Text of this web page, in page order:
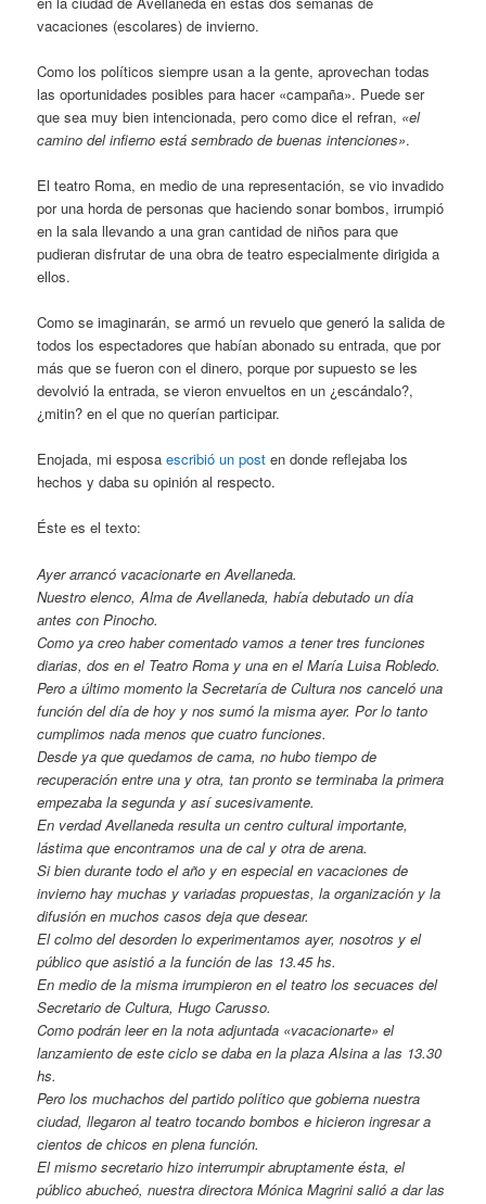
vacaciones (escolares) de invierno.
Como los políticos siempre usan a la gente, aprovechan todas
las oportunidades posibles para hacer «campaña». Puede ser
que sea muy bien intencionada, pero como dice el refran, «el
camino del infierno está sembrado de buenas intenciones».
El teatro Roma, en medio de una representación, se vio invadido
por una horda de personas que haciendo sonar bombos, irrumpió
en la sala llevando a una gran cantidad de niños para que
pudieran disfrutar de una obra de teatro especialmente dirigida a
ellos.
Como se imaginarán, se armó un revuelo que generó la salida de
todos los espectadores que habían abonado su entrada, que por
más que se fueron con el dinero, porque por supuesto se les
devolvió la entrada, se vieron envueltos en un ¿escándalo?,
¿mitin? en el que no querían participar.
Enojada, mi esposaescribió un post en donde reflejaba los
hechos y daba su opinión al respecto.
Éste es el texto:
Ayer arrancó vacacionarte en Avellaneda.
Nuestro elenco, Alma de Avellaneda, había debutado un día
antes con Pinocho.
Como ya creo haber comentado vamos a tener tres funciones
diarias, dos en el Teatro Roma y una en el María Luisa Robledo.
Pero a último momento la Secretaría de Cultura nos canceló una
función del día de hoy y nos sumó la misma ayer. Por lo tanto
cumplimos nada menos que cuatro funciones.
Desde ya que quedamos de cama, no hubo tiempo de
recuperación entre una y otra, tan pronto se terminaba la primera
empezaba la segunda y así sucesivamente.
En verdad Avellaneda resulta un centro cultural importante,
lástima que encontramos una de cal y otra de arena.
Si bien durante todo el año y en especial en vacaciones de
invierno hay muchas y variadas propuestas, la organización y la
difusión en muchos casos deja que desear.
El colmo del desorden lo experimentamos ayer, nosotros y el
público que asistió a la función de las 13.45 hs.
En medio de la misma irrumpieron en el teatro los secuaces del
Secretario de Cultura, Hugo Carusso.
Como podrán leer en la nota adjuntada «vacacionarte» el
lanzamiento de este ciclo se daba en la plaza Alsina a las 13.30
hs.
Pero los muchachos del partido político que gobierna nuestra
ciudad, llegaron al teatro tocando bombos e hicieron ingresar a
cientos de chicos en plena función.
El mismo secretario hizo interrumpir abruptamente ésta, el
público abucheó, nuestra directora Mónica Magrini salió a dar las